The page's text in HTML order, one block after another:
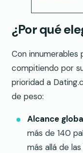
¿Por qué
Con
compitiendo por
prioridad a
de peso:
Alcance
más de 140
más allá de